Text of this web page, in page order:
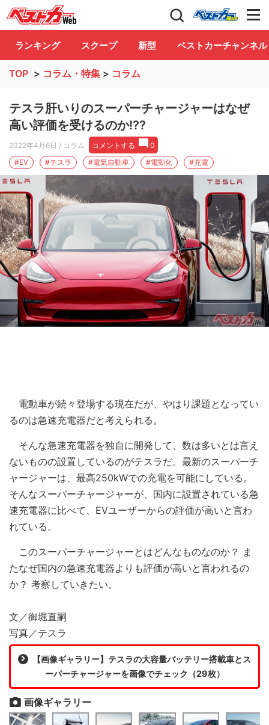
自動車情報誌「ベストカー」 Club
ランキング スクープ 新型 ベストカーチャンネル
TOP > コラム・特集 > コラム
テスラ肝いりのスーパーチャージャーはなぜ
高い評価を受けるのか!??
2022年4月6日 / コラム コメントする
0
#EV
#テスラ #電気自動車 #電動化 #充電
電動車が続々登場する現在だが、やはり課題となってい
るのは急速充電器だと考えられる。
そんな急速充電器を独自に開発して、数は多いとは言え
ないものの設置しているのがテスラだ。最新のスーパーチ
ャージャーは、最高250kWでの充電を可能にしている。
そんなスーパーチャージャーが、国内に設置されている急
速充電器に比べて、EVユーザーからの評価が高いと言わ
れている。
このスーパーチャージャーとはどんなものなのか？ ま
たなぜ国内の急速充電器よりも評価が高いと言われるの
か？ 考察していきたい。
文／御堀直嗣
写真／テスラ
【画像ギャラリー】テスラの大容量バッテリー搭載車とス
ーパーチャージャーを画像でチェック（29枚）
画像ギャラリー